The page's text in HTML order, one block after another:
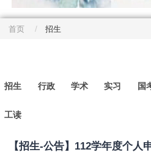
首页 招生
招生 行政 学术 实习 国
工读
【招生-公告】112学年度个人